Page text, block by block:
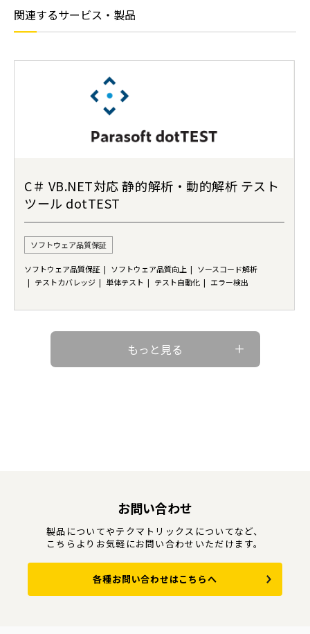
関連するサービス・製品
C＃ VB.NET対応 静的解析・動的解析 テスト
ツール dotTEST
ソフトウェア品質保証
ソフトウェア品質保証 ソフトウェア品質向上
ソースコード解析
テストカバレッジ
単体テスト テスト自動化 エラー検出
もっと見る
お問い合わせ
製品についてやテクマトリックスについてなど、
こちらよりお気軽にお問い合わせいただけます。
各種お問い合わせはこちらへ